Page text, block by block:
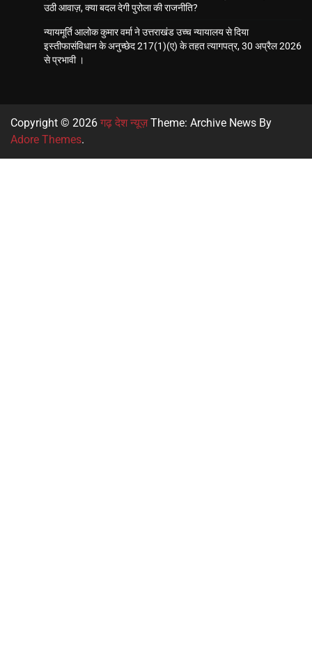
उठी आवाज़, क्या बदल देगी पुरोला की राजनीति?
न्यायमूर्ति आलोक कुमार वर्मा ने उत्तराखंड उच्च न्यायालय से दिया
इस्तीफासंविधान के अनुच्छेद 217(1)(ए) के तहत त्यागपत्र, 30 अप्रैल 2026
से प्रभावी ।
Copyright © 2026 गढ़ देश न्यूज़Theme: Archive News By
Adore Themes.